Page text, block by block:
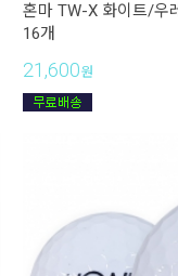
혼마 TW-X 화이트/우
16개
21,600원